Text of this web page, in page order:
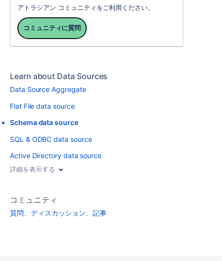
アトラシアン コミュニティをご利用ください。
コミュニティに質問
Learn about Data Sources
Data Source Aggregate
Flat File data source
Schema data source
SQL & ODBC data source
Active Directory data source
詳細を表示する
コミュニティ
質問、ディスカッション、記事